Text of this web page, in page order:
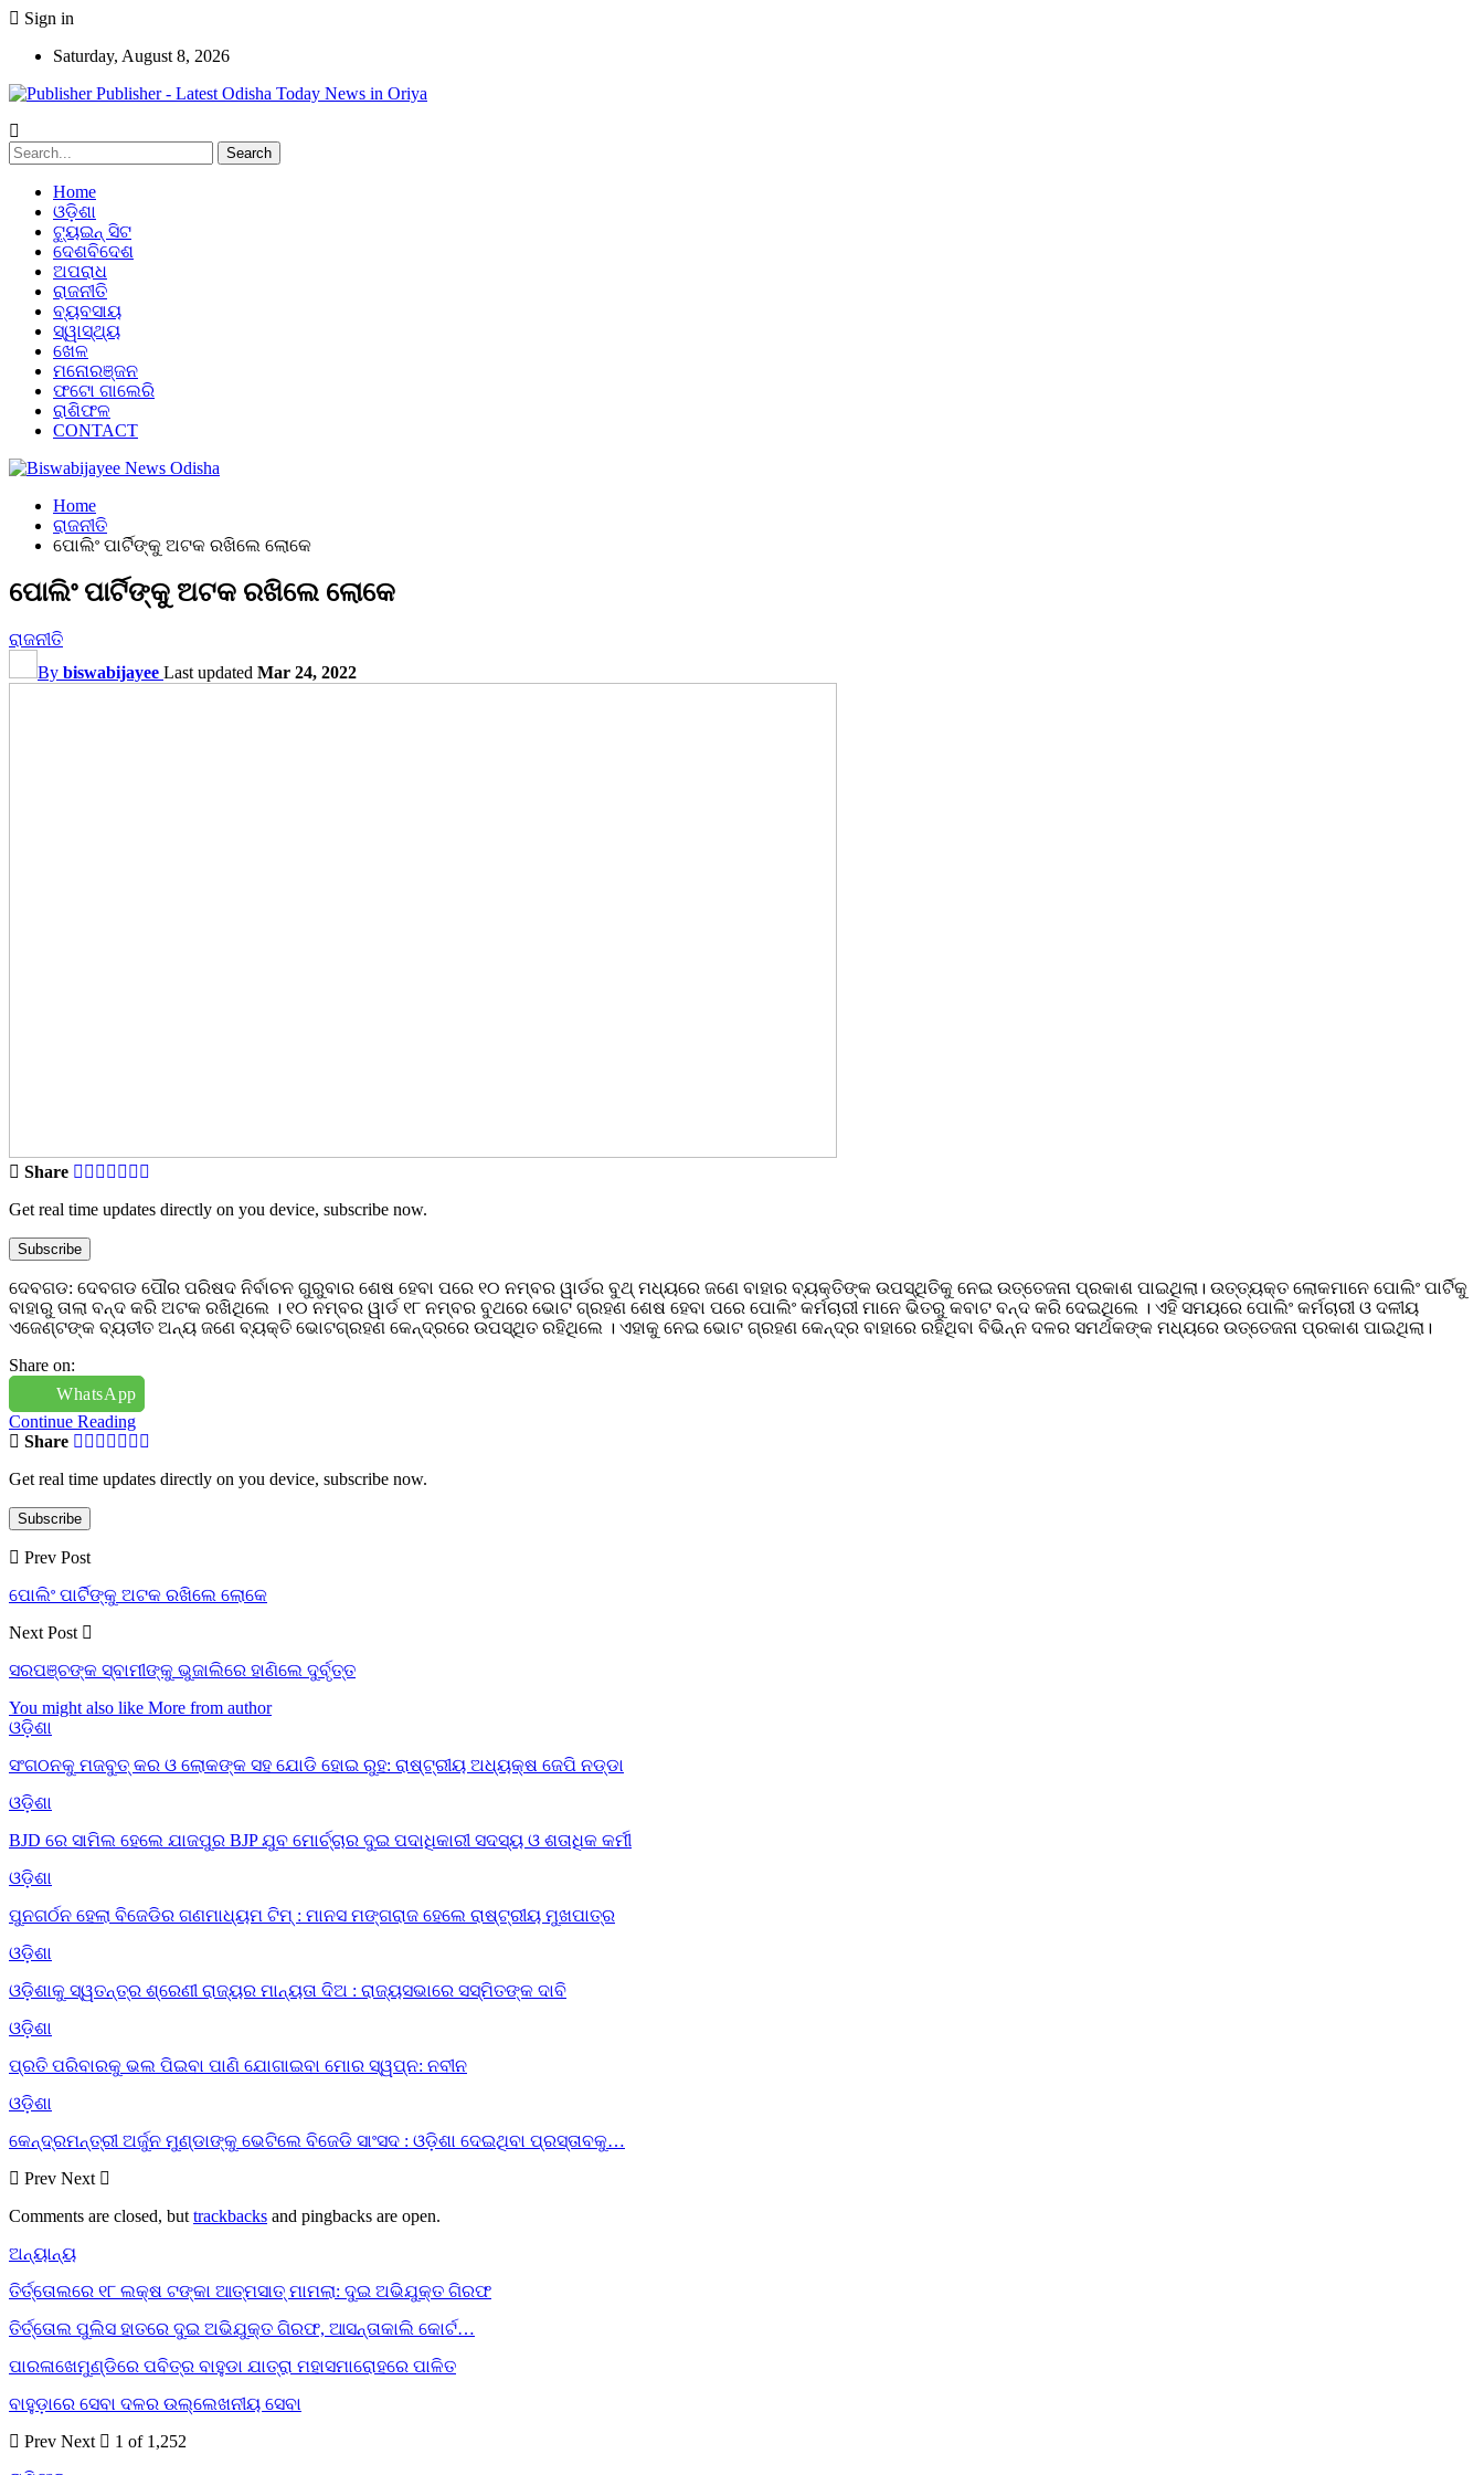
Sign in
Saturday, August 8, 2026
Publisher - Latest Odisha Today News in Oriya
Home
ଓଡ଼ିଶା
ଟ୍ୟୁଇନ୍ ସିଟ
ଦେଶବିଦେଶ
ଅପରାଧ
ରାଜନୀତି
ବ୍ୟବସାୟ
ସ୍ୱାସ୍ଥ୍ୟ
ଖେଳ
ମନୋରଞ୍ଜନ
ଫଟୋ ଗାଲେରି
ରାଶିଫଳ
CONTACT
Home
ରାଜନୀତି
ପୋଲିଂ ପାର୍ଟିଙ୍କୁ ଅଟକ ରଖିଲେ ଲୋକେ
ପୋଲିଂ ପାର୍ଟିଙ୍କୁ ଅଟକ ରଖିଲେ ଲୋକେ
ରାଜନୀତି
By biswabijayee Last updated Mar 24, 2022
Share
Get real time updates directly on you device, subscribe now.
Subscribe
ଦେବଗଡ: ଦେବଗଡ ପୌର ପରିଷଦ ନିର୍ବାଚନ ଗୁରୁବାର ଶେଷ ହେବା ପରେ ୧୦ ନମ୍ବର ୱାର୍ଡର ବୁଥ୍ ମଧ୍ୟରେ ଜଣେ ବାହାର ବ୍ୟକ୍ତିଙ୍କ ଉପସ୍ଥିତିକୁ ନେଇ ଉତ୍ତେଜନା ପ୍ରକାଶ ପାଇଥିଲା। ଉତ୍ତ୍ୟକ୍ତ ଲୋକମାନେ ପୋଲିଂ ପାର୍ଟିକୁ
ବାହାରୁ ତାଲା ବନ୍ଦ କରି ଅଟକ ରଖିଥିଲେ । ୧୦ ନମ୍ବର ୱାର୍ଡ ୧୮ ନମ୍ବର ବୁଥରେ ଭୋଟ ଗ୍ରହଣ ଶେଷ ହେବା ପରେ ପୋଲିଂ କର୍ମଚାରୀ ମାନେ ଭିତରୁ କବାଟ ବନ୍ଦ କରି ଦେଇଥିଲେ । ଏହି ସମୟରେ ପୋଲିଂ କର୍ମଚାରୀ ଓ ଦଳୀୟ
ଏଜେଣ୍ଟଙ୍କ ବ୍ୟତୀତ ଅନ୍ୟ ଜଣେ ବ୍ୟକ୍ତି ଭୋଟଗ୍ରହଣ କେନ୍ଦ୍ରରେ ଉପସ୍ଥିତ ରହିଥିଲେ । ଏହାକୁ ନେଇ ଭୋଟ ଗ୍ରହଣ କେନ୍ଦ୍ର ବାହାରେ ରହିଥିବା ବିଭିନ୍ନ ଦଳର ସମର୍ଥକଙ୍କ ମଧ୍ୟରେ ଉତ୍ତେଜନା ପ୍ରକାଶ ପାଇଥିଲା।
Share on:
WhatsApp
Continue Reading
Share
Get real time updates directly on you device, subscribe now.
Subscribe
Prev Post
ପୋଲିଂ ପାର୍ଟିଙ୍କୁ ଅଟକ ରଖିଲେ ଲୋକେ
Next Post
ସରପଞ୍ଚଙ୍କ ସ୍ବାମୀଙ୍କୁ ଭୁଜାଲିରେ ହାଣିଲେ ଦୁର୍ବୃତ୍ତ
You might also like More from author
ଓଡ଼ିଶା
ସଂଗଠନକୁ ମଜବୁତ୍ କର ଓ ଲୋକଙ୍କ ସହ ଯୋଡି ହୋଇ ରୁହ: ରାଷ୍ଟ୍ରୀୟ ଅଧ୍ୟକ୍ଷ ଜେପି ନଡ୍ଡା
ଓଡ଼ିଶା
BJD ରେ ସାମିଲ ହେଲେ ଯାଜପୁର BJP ଯୁବ ମୋର୍ଚ୍ଚାର ଦୁଇ ପଦାଧିକାରୀ ସଦସ୍ୟ ଓ ଶତାଧିକ କର୍ମୀ
ଓଡ଼ିଶା
ପୁନଗର୍ଠନ ହେଲା ବିଜେଡିର ଗଣମାଧ୍ୟମ ଟିମ୍ : ମାନସ ମଙ୍ଗରାଜ ହେଲେ ରାଷ୍ଟ୍ରୀୟ ମୁଖପାତ୍ର
ଓଡ଼ିଶା
ଓଡ଼ିଶାକୁ ସ୍ୱତନ୍ତ୍ର ଶ୍ରେଣୀ ରାଜ୍ୟର ମାନ୍ୟତା ଦିଅ : ରାଜ୍ୟସଭାରେ ସସ୍ମିତଙ୍କ ଦାବି
ଓଡ଼ିଶା
ପ୍ରତି ପରିବାରକୁ ଭଲ ପିଇବା ପାଣି ଯୋଗାଇବା ମୋର ସ୍ୱପ୍ନ: ନବୀନ
ଓଡ଼ିଶା
କେନ୍ଦ୍ରମନ୍ତ୍ରୀ ଅର୍ଜୁନ ମୁଣ୍ଡାଙ୍କୁ ଭେଟିଲେ ବିଜେଡି ସାଂସଦ : ଓଡ଼ିଶା ଦେଇଥିବା ପ୍ରସ୍ତାବକୁ…
Prev Next
Comments are closed, but trackbacks and pingbacks are open.
ଅନ୍ୟାନ୍ୟ
ତିର୍ତ୍ତୋଲରେ ୧୮ ଲକ୍ଷ ଟଙ୍କା ଆତ୍ମସାତ୍ ମାମଲା: ଦୁଇ ଅଭିଯୁକ୍ତ ଗିରଫ
ତିର୍ତ୍ତୋଲ ପୁଲିସ ହାତରେ ଦୁଇ ଅଭିଯୁକ୍ତ ଗିରଫ, ଆସନ୍ତାକାଲି କୋର୍ଟ…
ପାରଳାଖେମୁଣ୍ଡିରେ ପବିତ୍ର ବାହୁଡା ଯାତ୍ରା ମହାସମାରୋହରେ ପାଳିତ
ବାହୁଡ଼ାରେ ସେବା ଦଳର ଉଲ୍ଲେଖନୀୟ ସେବା
Prev Next
1 of 1,252